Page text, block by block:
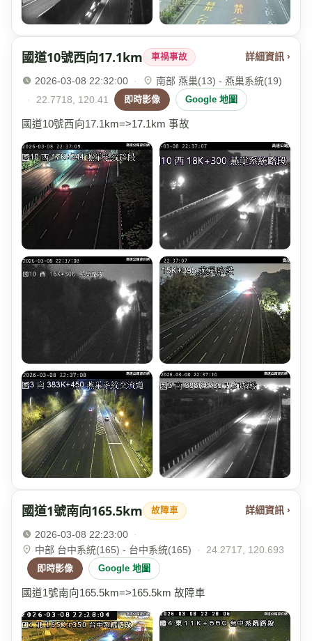
國道10號西向17.1km 車禍事故 詳細資訊 ›
2026-03-08 22:32:00 ·
南部 燕巢(13) - 燕巢系統(19)
·
22.7718, 120.41 即時影像 Google 地圖
國道10號西向17.1km=>17.1km 事故
國道1號南向165.5km 故障車 詳細資訊 ›
2026-03-08 22:23:00
·
中部 台中系統(165) - 台中系統(165)
· 24.2717, 120.693
即時影像 Google 地圖
國道1號南向165.5km=>165.5km 故障車